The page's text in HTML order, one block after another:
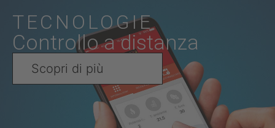
TECNOLOGIE
Controllo a distanza
Scopri di più